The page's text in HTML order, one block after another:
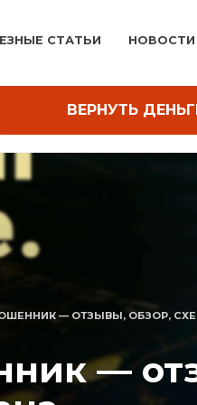
СТАТЬИ НОВОСТИ
ВЕРНУТЬ
МОШЕННИК — ОТЗЫВЫ, ОБЗОР,
—